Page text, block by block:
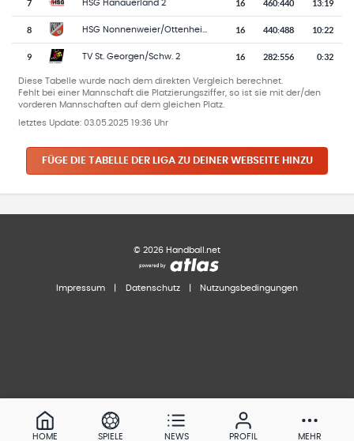
7 HSG Hanauerland 2 16 460:440 13:19
8 16 440:488 10:22
9 TV St. Georgen/Schw. 2 16 282:556 0:32
Diese Tabelle wurde nach dem direkten Vergleich berechnet.
Fehlt bei einer Mannschaft die Platzierungsziffer, so ist sie mit der/den
vorderen Mannschaften auf dem gleichen Platz.
letztes Update: 03.05.2025 19:36 Uhr
FÜGE DIE TABELLE DER LIGA ZU DEINER WEBSEITE HINZU
© 2026 Handball.net
Impressum Datenschutz Nutzungsbedingungen
HOME SPIELE NEWS PROFIL MEHR